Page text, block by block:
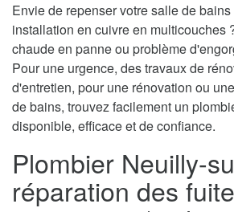
Envie de repenser votre salle de
installation en cuivre en multicouches
chaude en panne ou problème
Pour une urgence, des travaux de
d'entretien, pour une rénovation ou
de bains, trouvez facilement un
disponible, efficace et de confiance.
Plombier Neuilly-
réparation des